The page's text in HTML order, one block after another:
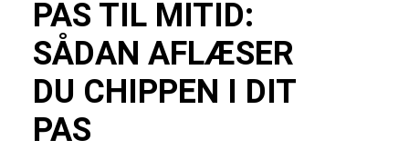
PAS TIL MITID:
SÅDAN AFLÆSER
DU CHIPPEN I DIT
PAS